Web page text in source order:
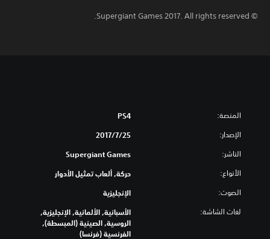
© Supergiant Games 2017. All rights reserved.
المنصة: PS4
الإصدار: 25‏/7‏/2017
الناشر: Supergiant Games
الأنواع: حركة, ألعاب تمثيل الأدوار
الصوت: الإنجليزية
لغات الشاشة:
الأسبانية, الألمانية, الإنجليزية,
الروسية, الصينية (المبسطة),
الفرنسية (فرنسا)